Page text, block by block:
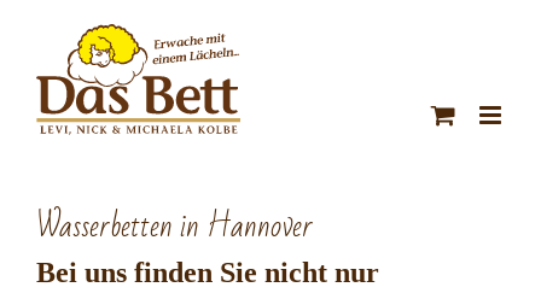
Wasserbetten in Hannover
Bei uns finden Sie nicht nur